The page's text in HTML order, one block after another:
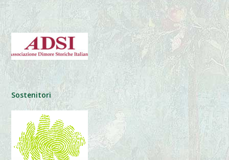
Sostenitori